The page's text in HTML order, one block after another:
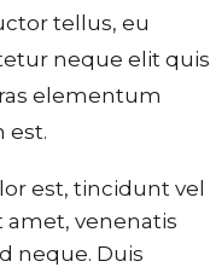
tellus, eu
neque elit quis
elementum
est.
est, tincidunt vel
amet, venenatis
neque. Duis